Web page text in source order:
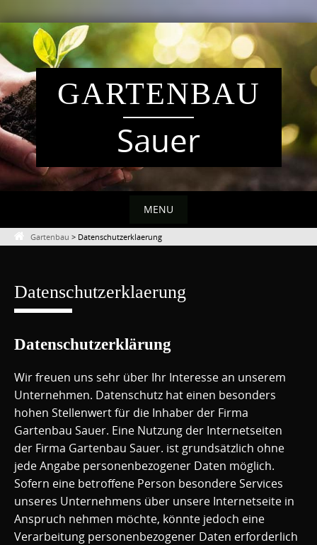
Skip
content
GARTENBAU
Sauer
MENU
Gartenbau > Datenschutzerklaerung
Datenschutzerklaerung
Datenschutzerklärung
Wir freuen uns sehr über Ihr Interesse an unserem
Unternehmen. Datenschutz hat einen besonders
hohen Stellenwert für die Inhaber der Firma
Gartenbau Sauer. Eine Nutzung der Internetseiten
der Firma Gartenbau Sauer. ist grundsätzlich ohne
jede Angabe personenbezogener Daten möglich.
Sofern eine betroffene Person besondere Services
unseres Unternehmens über unsere Internetseite in
Anspruch nehmen möchte, könnte jedoch eine
Verarbeitung personenbezogener Daten erforderlich